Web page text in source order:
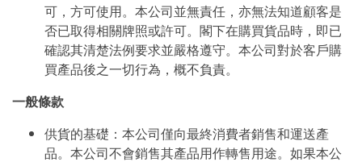
可，方可使用。本公司並無責任，亦無法知道顧客是
否已取得相關牌照或許可。閣下在購買貨品時，即已
確認其清楚法例要求並嚴格遵守。本公司對於客戶購
買產品後之一切行為，概不負責。
一般條款
供貨的基礎：本公司僅向最終消費者銷售和運送產
品。本公司不會銷售其產品用作轉售用途。如果本公